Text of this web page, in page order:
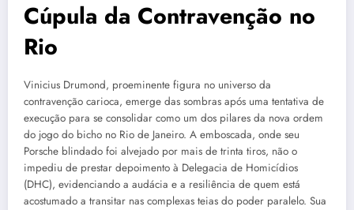
Cúpula da Contravenção no
Rio
Vinicius Drumond, proeminente figura no universo da
contravenção carioca, emerge das sombras após uma tentativa de
execução para se consolidar como um dos pilares da nova ordem
do jogo do bicho no Rio de Janeiro. A emboscada, onde seu
Porsche blindado foi alvejado por mais de trinta tiros, não o
impediu de prestar depoimento à Delegacia de Homicídios
(DHC), evidenciando a audácia e a resiliência de quem está
acostumado a transitar nas complexas teias do poder paralelo. Sua